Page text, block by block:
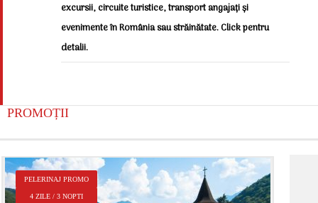
excursii, circuite turistice, transport angajați și
evenimente în România sau străinătate. Click pentru
detalii.
PROMOȚII
PELERINAJ PROMO
4 ZILE / 3 NOPTI